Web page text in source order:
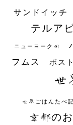
サンドイッチ
テルア
ニューヨーク州
フムス ボス
世
世界ごはんたべ
京都の